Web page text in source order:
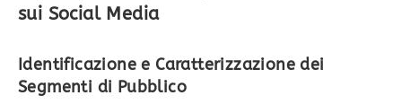
sui Social Media
Identificazione e Caratterizzazione dei
Segmenti di Pubblico